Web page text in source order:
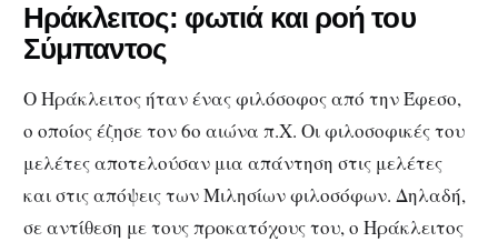
Ηράκλειτος: φωτιά και ροή του
Σύμπαντος
Ο Ηράκλειτος ήταν ένας φιλόσοφος από την Έφεσο,
ο οποίος έζησε τον 6ο αιώνα π.Χ. Οι φιλοσοφικές του
μελέτες αποτελούσαν μια απάντηση στις μελέτες
και στις απόψεις των Μιλησίων φιλοσόφων. Δηλαδή,
σε αντίθεση με τους προκατόχους του, ο Ηράκλειτος